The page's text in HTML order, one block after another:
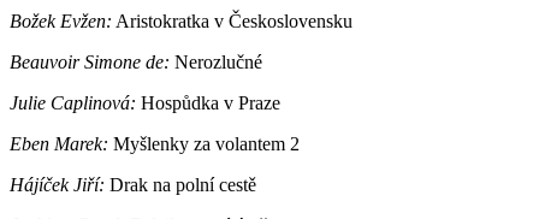
Božek Evžen: Aristokratka v Československu
Beauvoir Simone de: Nerozlučné
Julie Caplinová: Hospůdka v Praze
Eben Marek: Myšlenky za volantem 2
Hájíček Jiří: Drak na polní cestě